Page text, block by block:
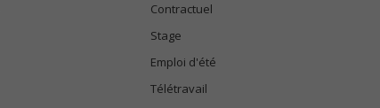
Contractuel
Stage
Emploi d'été
Télétravail